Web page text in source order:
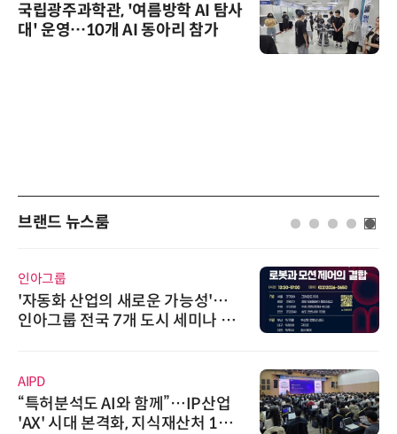
국립광주과학관, '여름방학 AI 탐사
대' 운영…10개 AI 동아리 참가
브랜드 뉴스룸
인아그룹
'자동화 산업의 새로운 가능성'…
인아그룹 전국 7개 도시 세미나 페
AIPD
“특허분석도 AI와 함께”…IP산업
'AX' 시대 본격화, 지식재산처 1호